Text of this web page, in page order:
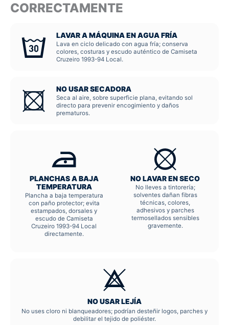
CORRECTAMENTE
LAVAR A MÁQUINA EN AGUA FRÍA
Lava en ciclo delicado con agua fría; conserva
colores, costuras y escudo auténtico de Camiseta
Cruzeiro 1993-94 Local.
NO USAR SECADORA
Seca al aire, sobre superficie plana, evitando sol
directo para prevenir encogimiento y daños
prematuros.
PLANCHAS A BAJA
TEMPERATURA
Plancha a baja temperatura
con paño protector; evita
estampados, dorsales y
escudo de Camiseta
Cruzeiro 1993-94 Local
directamente.
NO LAVAR EN SECO
No lleves a tintorería;
solventes dañan fibras
técnicas, colores,
adhesivos y parches
termosellados sensibles
gravemente.
NO USAR LEJÍA
No uses cloro ni blanqueadores; podrían desteñir logos, parches y
debilitar el tejido de poliéster.